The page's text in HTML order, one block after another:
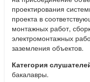
проектирования
проекта в
монтажных работ,
электромонтажных
заземления объектов.
Категория
бакалавры.